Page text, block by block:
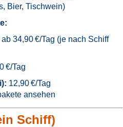
Bier, Tischwein)
ab 34,90 €/Tag (je nach Schiff
€/Tag
12,90 €/Tag
ansehen
Schiff)